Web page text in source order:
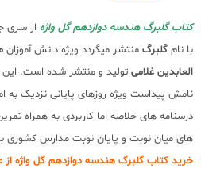
کتاب گلبرگ هندسه دوازدهم گل واژه از سری
با نام گلبرگ منتشر میگردد ویژه دانش آموزان
العابدین غلامی تولید و منتشر شده است.
نامش پیداست ویژه روزهای پایانی نزدیک
درسنامه های خلاصه اما کاربردی به همراه
های میان نوبت و پایان نوبت مدارس کشوری
خرید کتاب گلبرگ هندسه دوازدهم گل واژه